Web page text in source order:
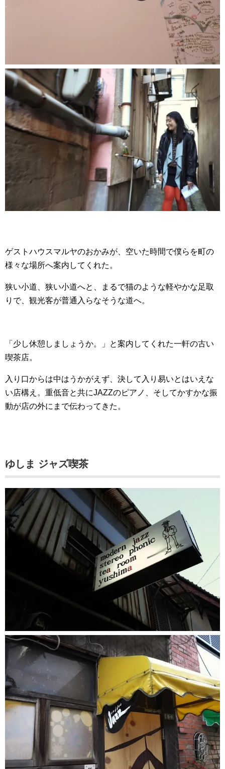
ゲストハウスマルヤのおかみが、空いた時間で僕らを町の
様々な場所へ案内してくれた。
狭い小道、狭い小道へと、まるで猫のような軽やかな足取
りで、観光客が普通入らなそうな道へ。
「少し休憩しましょうか。」と案内してくれた一軒の古い
喫茶店。
入り口からは中はうかがえず、決して入り易いとはいえな
い店構え。重低音と共にJAZZのピアノ、そしてかすかな振
動が店の外にまで伝わってきた。
ゆしま ジャズ喫茶